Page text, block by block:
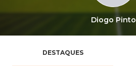
Diogo Pinto
DESTAQUES